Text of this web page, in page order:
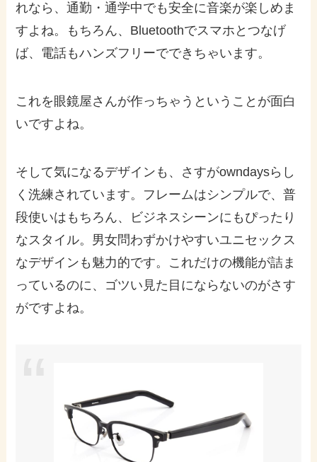
れなら、通勤・通学中でも安全に音楽が楽しめま
すよね。もちろん、Bluetoothでスマホとつなげ
ば、電話もハンズフリーでできちゃいます。
これを眼鏡屋さんが作っちゃうということが面白
いですよね。
そして気になるデザインも、さすがowndaysらし
く洗練されています。フレームはシンプルで、普
段使いはもちろん、ビジネスシーンにもぴったり
なスタイル。男女問わずかけやすいユニセックス
なデザインも魅力的です。これだけの機能が詰ま
っているのに、ゴツい見た目にならないのがさす
がですよね。